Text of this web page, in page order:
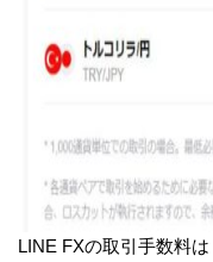
LINE FXの取引手数料